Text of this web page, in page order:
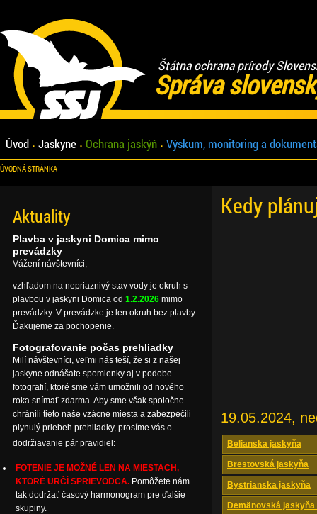
Štátna ochrana prírody
Správa
Úvod Jaskyne Ochrana jaskýň Výskum, monitoring a
ÚVODNÁ STRÁNKA
Kedy
19.05.2024,
Belianska jaskyňa
Brestovská jaskyňa
Bystrianska jaskyňa
Demänovská
Aktuality
Plavba v jaskyni Domica mimo
prevádzky
Vážení návštevníci,
vzhľadom na nepriaznivý stav vody je okruh s
plavbou v jaskyni Domica od 1.2.2026 mimo
prevádzky. V prevádzke je len okruh bez plavby.
Ďakujeme za pochopenie.
Fotografovanie počas prehliadky
Milí návštevníci, veľmi nás teší, že si z našej
jaskyne odnášate spomienky aj v podobe
fotografií, ktoré sme vám umožnili od nového
roka snímať zdarma. Aby sme však spoločne
chránili tieto naše vzácne miesta a zabezpečili
plynulý priebeh prehliadky, prosíme vás o
dodržiavanie pár pravidiel:
FOTENIE JE MOŽNÉ LEN NA MIESTACH,
KTORÉ URČÍ SPRIEVODCA. Pomôžete nám
tak dodržať časový harmonogram pre ďalšie
skupiny.